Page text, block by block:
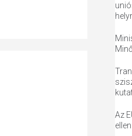
Az
ellen